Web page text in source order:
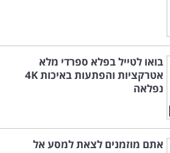
בואו לטייל בפלא ספרדי מלא
אטרקציות והפתעות באיכות 4K
נפלאה
אתם מוזמנים לצאת למסע אל